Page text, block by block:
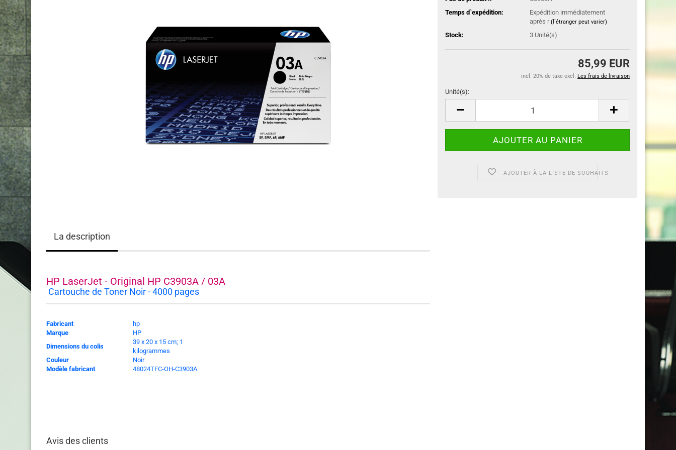
Temps d`expédition:
Expédition immédiatement
après r(l`étranger peut varier)
Stock: 3 Unité(s)
85,99 EUR
incl. 20% de taxe excl. Les frais de livraison
Unité(s):
Unité(s)
AJOUTER À LA LISTE DE SOUHAITS
La description
HP LaserJet - Original HP C3903A / 03A
Cartouche de Toner Noir - 4000 pages
Fabricant
‎hp
Marque
‎HP
Dimensions du colis
‎39 x 20 x 15 cm; 1
kilogrammes
Couleur
‎Noir
Modèle fabricant
‎48024TFC-OH-C3903A
Avis des clients